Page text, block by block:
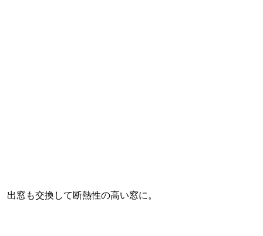
出窓も交換して断熱性の高い窓に。